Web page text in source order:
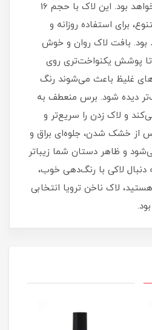
مرتب، شیک و درخشان خواهد بود. این لاک با حجم 16
برای استفاده روزانه و
بود. بافت لاک روان و خوش‌
پوشش یکنواخت‌تری روی
غلیظ باعث می‌شوند رنگ
دیده شود. برس منعطف به
و لاک زدن را سریع‌تر و
از خشک شدن، جلوه‌ای براق و
و ظاهر دستان شما زیباتر
دنبال لاکی با رنگ‌دهی خوب،
لاک ناخن ترویا انتخابی